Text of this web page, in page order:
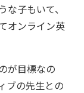
子もいて、
オンライン英
が目標なの
ブの先生との